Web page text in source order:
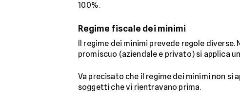
100%.
Regime fiscale dei minimi
Il regime dei minimi prevede regole
promiscuo (aziendale e privato) si applica
Va precisato che il regime dei minimi non si
soggetti che vi rientravano prima.